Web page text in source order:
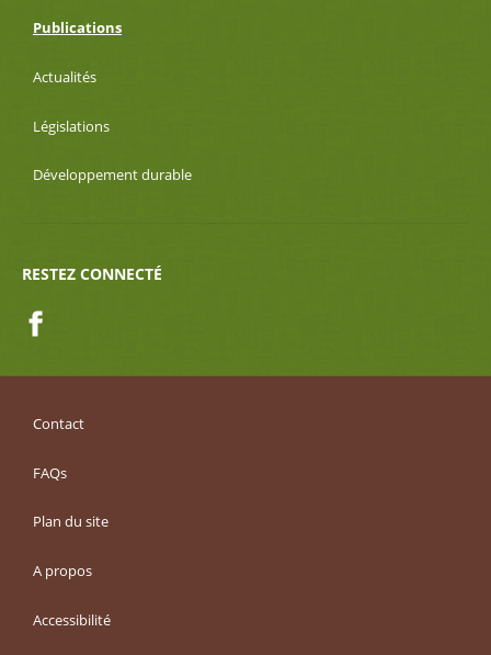
Publications
Actualités
Législations
Développement durable
RESTEZ CONNECTÉ
Contact
FAQs
Plan du site
A propos
Accessibilité